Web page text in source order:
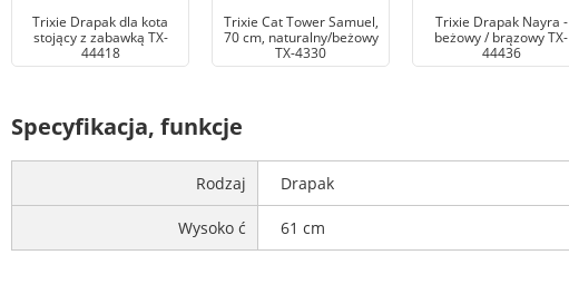
Trixie Drapak dla kota
stojący z zabawką TX-
44418
Trixie Cat Tower Samuel,
70 cm, naturalny/beżowy
TX-4330
Trixie Drapak Nayra -
beżowy / brązowy TX-
44436
Specyfikacja, funkcje
Rodzaj Drapak
Wysoko ć 61 cm